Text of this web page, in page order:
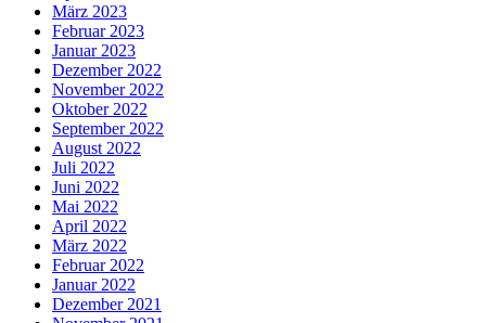
März 2023
Februar 2023
Januar 2023
Dezember 2022
November 2022
Oktober 2022
September 2022
August 2022
Juli 2022
Juni 2022
Mai 2022
April 2022
März 2022
Februar 2022
Januar 2022
Dezember 2021